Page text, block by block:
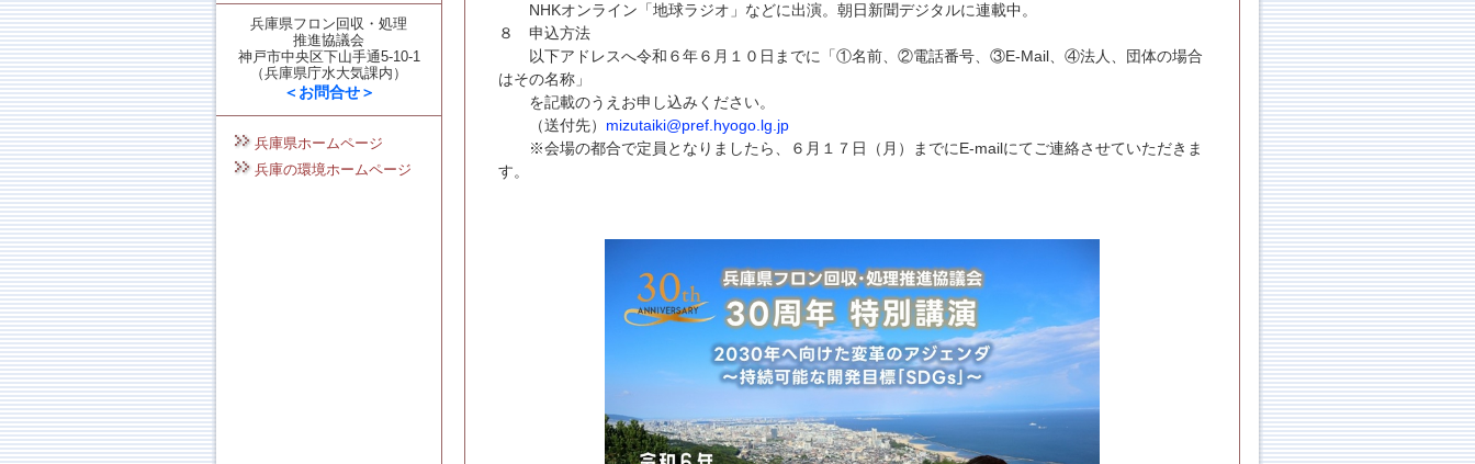
兵庫県フロン回収・処理
推進協議会
神戸市中央区下山手通5-10-1
（兵庫県庁水大気課内）
＜お問合せ＞
兵庫県ホームページ
兵庫の環境ホームページ
NHKオンライン「地球ラジオ」などに出演。朝日新聞デジタルに連載中。
８ 申込方法
以下アドレスへ令和６年６月１０日までに「①名前、②電話番号、③E-Mail、④法人、団体の場合
はその名称」
を記載のうえお申し込みください。
（送付先） mizutaiki@pref.hyogo.lg.jp
※会場の都合で定員となりましたら、６月１７日（月）までにE-mailにてご連絡させていただきま
す。